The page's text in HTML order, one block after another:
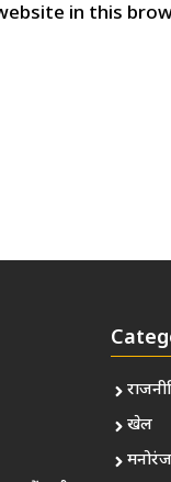
in this
खेल